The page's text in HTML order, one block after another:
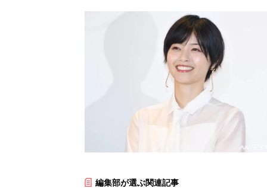
編集部が選ぶ関連記事